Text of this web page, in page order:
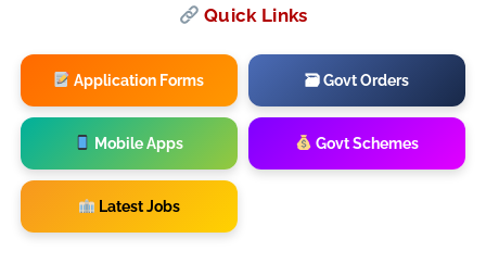
Quick Links
Application Forms 🗃 Govt Orders
Mobile Apps Govt Schemes
Latest Jobs